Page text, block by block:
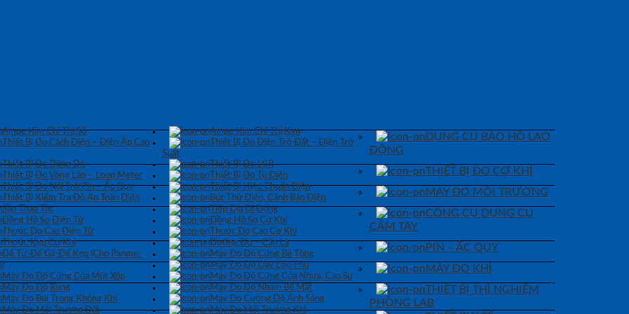
Ampe Kìm Chỉ Thị Số
Ampe Kìm Chỉ Thị Kim
Thiết Bị Đo Cách Điện – Điện Áp Cao
Thiết Bị Đo Điện Trở Đất – Điện Trở
Suất
Thiết Bị Đo Dòng Dò
Thiết Bị Đo LCR
Thiết Bị Đo Vòng Lặp – Loop Meter
Thiết Bị Đo Tụ Điện
Thiết Bị Đo Nội Trở Pin – Ắc Quy
Thiết Bị Hiệu Chuẩn Điện
Thiết Bị Kiểm Tra Độ An Toàn Điện
DỤNG CỤ BẢO HỘ LAO
ĐỘNG
Bút Thử Điện, Cảnh Báo Điện
Sào Thao Tác
Tiếp Địa Di Động
THIẾT BỊ ĐO CƠ KHÍ
Đồng Hồ So Điện Tử
Đồng Hồ So Cơ Khí
Thước Đo Cao Điện Tử
Thước Đo Cao Cơ Khí
Thước Kẹp Cơ Khí
Dưỡng Đo – Căn Lá
Đế Từ-Đế Gá-Đế Kẹp (Cho Panme-
Máy Đo Độ Cứng Bê Tông
Máy Đo Độ Dày Lớp Phủ
Máy Đo Độ Cứng Của Mút Xốp
Máy Đo Độ Cứng Của Nhựa, Cao Su
Máy Đo Độ Rung Máy Đo Độ Nhám Bề Mặt
MÁY ĐO MÔI TRƯỜNG
Máy Đo Bụi Trong Không Khí
Máy Đo Cường Độ Ánh Sáng
Máy Đo Môi Trường Đất
Máy Đo Môi Trường Khí
CÔNG CỤ DỤNG CỤ
CẦM TAY
PIN – ẮC QUY
MÁY ĐO KHÍ
THIẾT BỊ THÍ NGHIỆM
PHÒNG LAB